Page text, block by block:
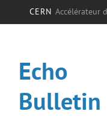
CERN Accélérateur
Echo
Bulletin